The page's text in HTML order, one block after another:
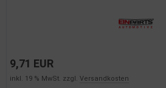
9,71 EUR
inkl. 19 % MwSt. zzgl. Versandkosten